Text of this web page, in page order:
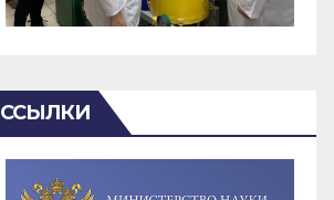
ССЫЛКИ